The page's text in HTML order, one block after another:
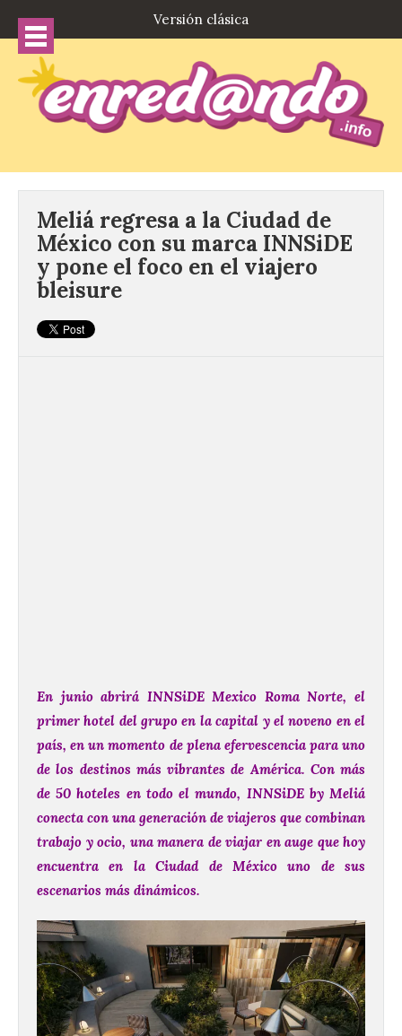
Versión clásica
Meliá regresa a la Ciudad de
México con su marca INNSiDE
y pone el foco en el viajero
bleisure
En junio abrirá INNSiDE Mexico Roma Norte, el
primer hotel del grupo en la capital y el noveno en el
país, en un momento de plena efervescencia para uno
de los destinos más vibrantes de América. Con más
de 50 hoteles en todo el mundo, INNSiDE by Meliá
conecta con una generación de viajeros que combinan
trabajo y ocio, una manera de viajar en auge que hoy
encuentra en la Ciudad de México uno de sus
escenarios más dinámicos.